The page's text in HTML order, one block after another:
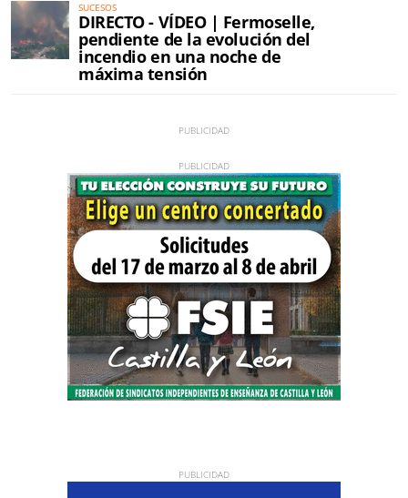
SUCESOS
DIRECTO - VÍDEO | Fermoselle,
pendiente de la evolución del
incendio en una noche de
máxima tensión